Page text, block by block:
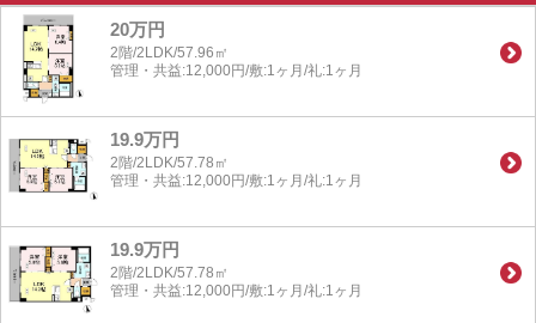
20万円
2階/2LDK/57.96㎡
管理・共益:12,000円/敷:1ヶ月/礼:1ヶ月
19.9万円
2階/2LDK/57.78㎡
管理・共益:12,000円/敷:1ヶ月/礼:1ヶ月
19.9万円
2階/2LDK/57.78㎡
管理・共益:12,000円/敷:1ヶ月/礼:1ヶ月